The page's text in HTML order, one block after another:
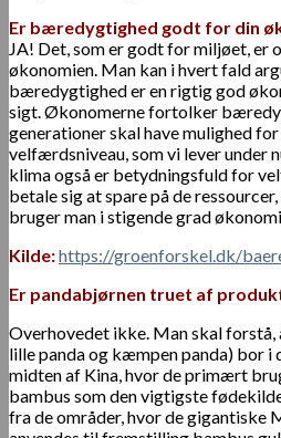
Er bæredygtighed godt for din
JA! Det, som er godt for miljøet, er
økonomien. Man kan i hvert fald
bæredygtighed er en rigtig god
sigt. Økonomerne fortolker
generationer skal have mulighed
velfærdsniveau, som vi lever under
klima også er betydningsfuld for
betale sig at spare på de
bruger man i stigende grad
Kilde:https://groenforskel.dk/
Er pandabjørnen truet af
Overhovedet ikke. Man skal forstå,
lille panda og kæmpen panda) bor i
midten af ​​Kina, hvor de primært
bambus som den vigtigste
fra de områder, hvor de gigantiske